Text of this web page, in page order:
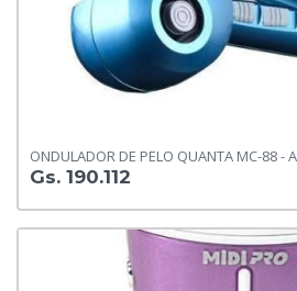
ONDULADOR DE PELO QUANTA MC-88 -
Gs. 190.112